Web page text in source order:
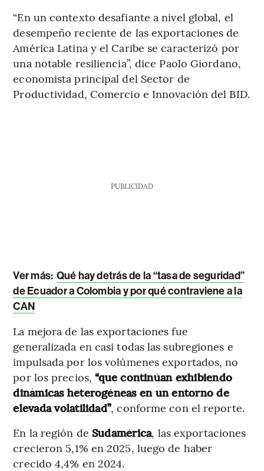
“En un contexto desafiante a nivel global, el
desempeño reciente de las exportaciones de
América Latina y el Caribe se caracterizó por
una notable resiliencia”, dice Paolo Giordano,
economista principal del Sector de
Productividad, Comercio e Innovación del BID.
PUBLICIDAD
Ver más: Qué hay detrás de la “tasa de seguridad”
de Ecuador a Colombia y por qué contraviene a la
CAN
La mejora de las exportaciones fue
generalizada en casi todas las subregiones e
impulsada por los volúmenes exportados, no
por los precios,“que continúan exhibiendo
dinámicas heterogéneas en un entorno de
elevada volatilidad”, conforme con el reporte.
En la región de Sudamérica, las exportaciones
crecieron 5,1% en 2025, luego de haber
crecido 4,4% en 2024.